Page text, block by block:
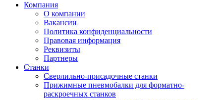
Компания
О компании
Вакансии
Политика конфиденциальности
Правовая информация
Реквизиты
Партнеры
Станки
Сверлильно-присадочные станки
Прижимные пневмобалки для форматно-
раскроечных станков